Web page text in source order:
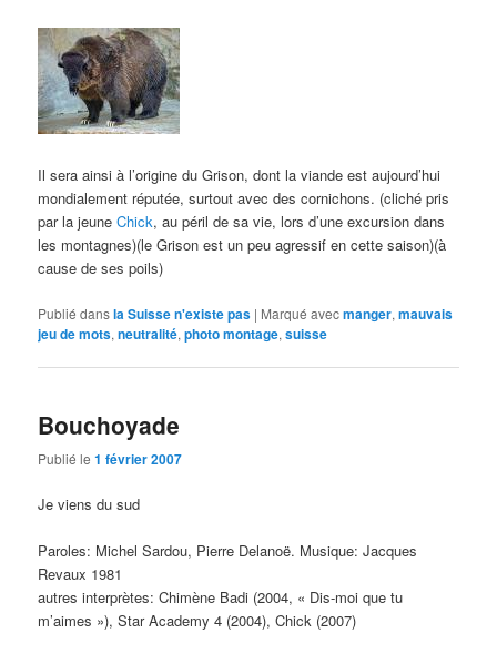
Il sera ainsi à l’origine du Grison, dont la viande est aujourd’hui
mondialement réputée, surtout avec des cornichons. (cliché pris
par la jeuneChick, au péril de sa vie, lors d’une excursion dans
les montagnes)(le Grison est un peu agressif en cette saison)(à
cause de ses poils)
Publié dansla Suisse n'existe pas | Marqué avecmanger,mauvais
jeu de mots,neutralité,photo montage,suisse
Bouchoyade
Publié le1 février 2007
Je viens du sud
Paroles: Michel Sardou, Pierre Delanoë. Musique: Jacques
Revaux 1981
autres interprètes: Chimène Badi (2004, « Dis-moi que tu
m’aimes »), Star Academy 4 (2004), Chick (2007)